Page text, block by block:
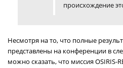
происхождение
Несмотря на то, что полные
представлены на конференции в
можно сказать, что миссия OSIRIS-